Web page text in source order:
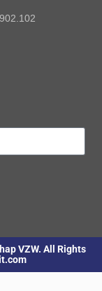
VZW. All Rights